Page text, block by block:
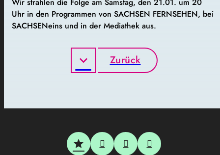
Uhr in den Programmen von SACHSEN FERNSEHEN, bei
SACHSENeins und in der Mediathek aus.
Zurück